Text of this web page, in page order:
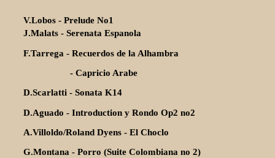
V.Lobos - Prelude No1
J.Malats - Serenata Espanola
F.Tarrega - Recuerdos de la Alhambra
- Capricio Arabe
D.Scarlatti - Sonata K14
D.Aguado - Introduction y Rondo Op2 no2
A.Villoldo/Roland Dyens - El Choclo
G.Montana - Porro (Suite Colombiana no 2)